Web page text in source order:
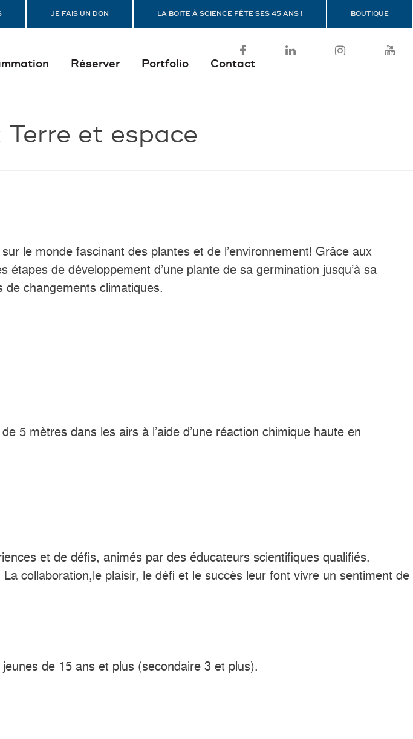
JE FAIS UN DON LA BOITE À SCIENCE FÊTE SES 45 ANS ! BOUTIQUE
Réserver Portfolio Contact
Terre et espace
le monde fascinant des plantes et de l’environnement! Grâce aux
de développement d’une plante de sa germination jusqu’à sa
de changements climatiques.
5 mètres dans les airs à l’aide d’une réaction chimique haute en
et de défis, animés par des éducateurs scientifiques qualifiés.
collaboration,le plaisir, le défi et le succès leur font vivre un sentiment de
de 15 ans et plus (secondaire 3 et plus).